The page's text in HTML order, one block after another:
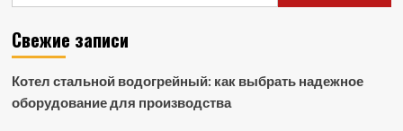
Свежие записи
Котел стальной водогрейный: как выбрать надежное
оборудование для производства